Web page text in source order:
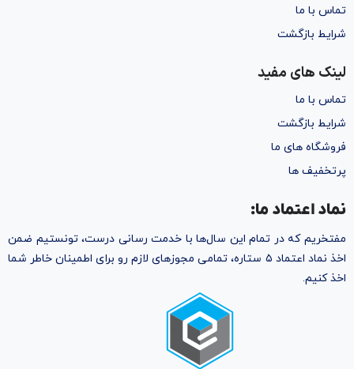
تماس با ما
شرایط بازگشت
لینک های مفید
تماس با ما
شرایط بازگشت
فروشگاه های ما
پرتخفیف ها
نماد اعتماد ما:
مفتخریم که در تمام این سال‌ها با خدمت رسانی درست، تونستیم ضمن
اخذ نماد اعتماد ۵ ستاره، تمامی مجوز‌های لازم رو برای اطمینان خاطر شما
اخذ کنیم.